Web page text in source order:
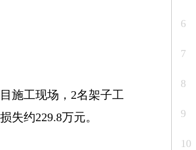
施工现场，2名架子工
失约229.8万元。
6
7
8
9
10